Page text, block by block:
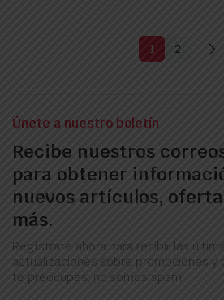
1 2
Únete a nuestro boletín
Recibe nuestros
para obtener
nuevos artículos,
más.
Regístrate ahora para recibir las
actualizaciones sobre promociones y
te preocupes, no somos spam!